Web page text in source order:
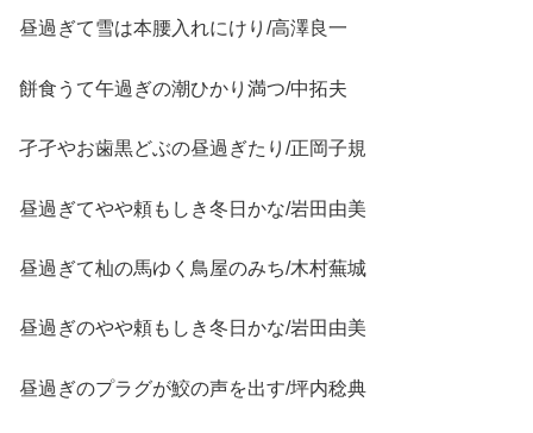
昼過ぎて雪は本腰入れにけり/高澤良一
餅食うて午過ぎの潮ひかり満つ/中拓夫
孑孑やお歯黒どぶの昼過ぎたり/正岡子規
昼過ぎてやや頼もしき冬日かな/岩田由美
昼過ぎて杣の馬ゆく鳥屋のみち/木村蕪城
昼過ぎのやや頼もしき冬日かな/岩田由美
昼過ぎのプラグが鮫の声を出す/坪内稔典